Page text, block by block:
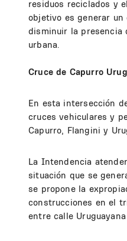
residuos reciclados y
objetivo es generar un
disminuir la presencia
urbana.
Cruce de Capurro
En esta intersección
cruces vehiculares y
Capurro, Flangini y
La Intendencia
situación que se
se propone la
construcciones en el
entre calle